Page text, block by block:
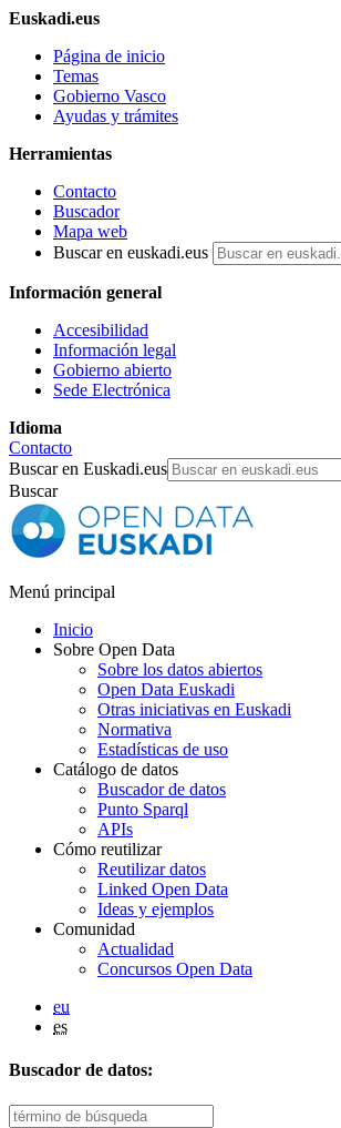
Euskadi.eus
Página de inicio
Temas
Gobierno Vasco
Ayudas y trámites
Herramientas
Contacto
Buscador
Mapa web
Buscar en euskadi.eus
Información general
Accesibilidad
Información legal
Gobierno abierto
Sede Electrónica
Idioma
Contacto
Buscar en Euskadi.eus
Buscar
Menú principal
Inicio
Sobre Open Data
Sobre los datos abiertos
Open Data Euskadi
Otras iniciativas en Euskadi
Normativa
Estadísticas de uso
Catálogo de datos
Buscador de datos
Punto Sparql
APIs
Cómo reutilizar
Reutilizar datos
Linked Open Data
Ideas y ejemplos
Comunidad
Actualidad
Concursos Open Data
eu
es
Buscador de datos: